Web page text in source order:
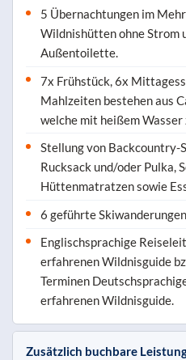
5 Übernachtungen im
Wildnishütten ohne Strom
Außentoilette.
7x Frühstück, 6x
Mahlzeiten bestehen aus
welche mit heißem
Stellung von Backcountry-
Rucksack und/oder Pulka,
Hüttenmatratzen sowie
6 geführte
Englischsprachige
erfahrenen Wildnisguide
Terminen
erfahrenen Wildnisguide.
Zusätzlich buchbare